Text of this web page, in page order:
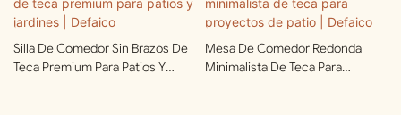
Silla De Comedor Sin Brazos De
Teca Premium Para Patios Y
Mesa De Comedor Redonda
Minimalista De Teca Para